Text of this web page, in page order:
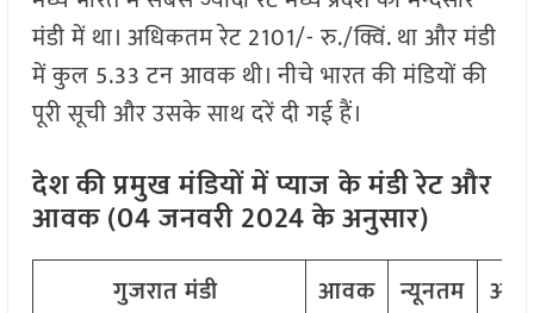
मंडी में था। अधिकतम रेट 2101/- रु./क्विं. था और मंडी
में कुल 5.33 टन आवक थी। नीचे भारत की मंडियों की
पूरी सूची और उसके साथ दरें दी गई हैं।
देश की प्रमुख मंडियों में प्याजके मंडी रेट और
आवक (04 जनवरी 2024 के अनुसार)
गुजरातमंडी
आवक
न्यूनतम